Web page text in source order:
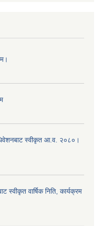
स्वीकृत आ.व. २०८०।
वार्षिक निति, कार्यक्रम